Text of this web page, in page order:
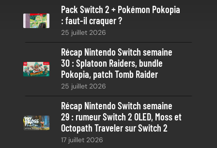
Pack Switch 2 + Pokémon Pokopia
: faut-il craquer ?
25 juillet 2026
Récap Nintendo Switch semaine
30 : Splatoon Raiders, bundle
Pokopia, patch Tomb Raider
25 juillet 2026
Récap Nintendo Switch semaine
29 : rumeur Switch 2 OLED, Moss et
Octopath Traveler sur Switch 2
17 juillet 2026